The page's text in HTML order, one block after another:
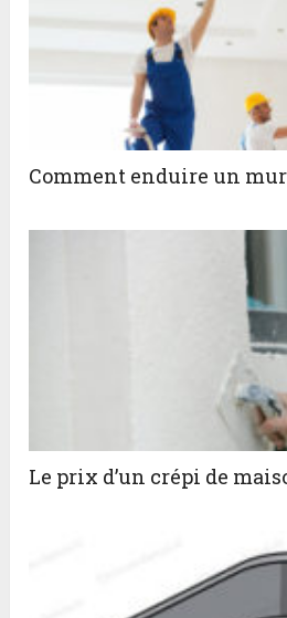
Comment enduire un mur
Le prix d’un crépi de